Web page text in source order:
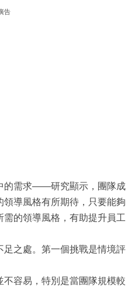
告
的需求——研究顯示，團隊成
領導風格有所期待，只要能夠
的領導風格，有助提升員工
之處。第一個挑戰是情境評
容易，特別是當團隊規模較